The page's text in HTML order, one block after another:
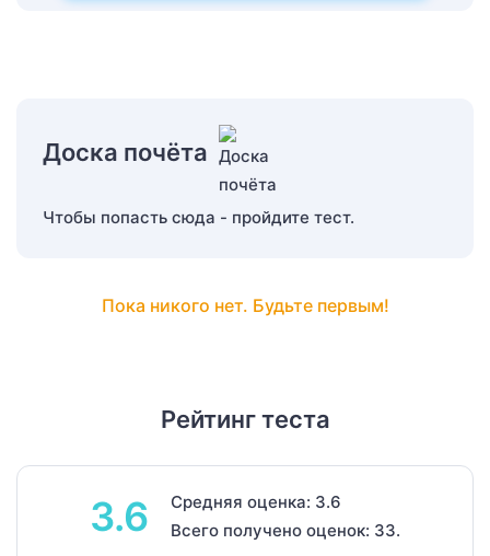
Доска почёта
Чтобы попасть сюда - пройдите тест.
Пока никого нет. Будьте первым!
Рейтинг теста
3.6
Средняя оценка: 3.6
Всего получено оценок: 33.